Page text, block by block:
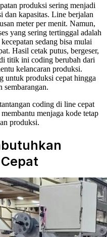
produksi sering menjadi
dan kapasitas. Line berjalan
meter per menit. Namun,
yang sering tertinggal adalah
sedang bisa mulai
Hasil cetak putus, bergeser,
titik ini coding berubah dari
kelancaran produksi.
untuk produksi cepat hingga
sembarangan.
coding di line cepat
menjaga kode tetap
produksi.